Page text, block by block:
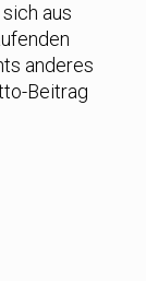
aus
anderes
Beitrag